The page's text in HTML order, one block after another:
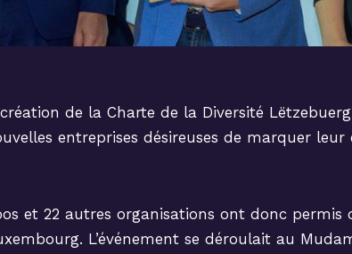
de la Charte de la Diversité Lëtzebuerg
entreprises désireuses de marquer leur
et 22 autres organisations ont donc permis
L’événement se déroulait au